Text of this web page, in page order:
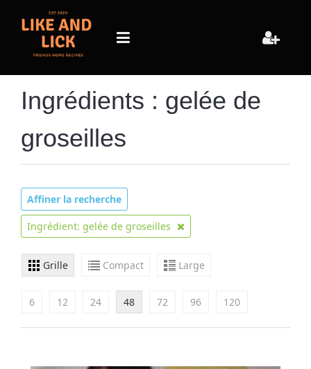
Ingrédients : gelée de
groseilles
Affiner la recherche
Ingrédient: gelée de groseilles
Grille Compact Large
6 12 24 48 72 96 120